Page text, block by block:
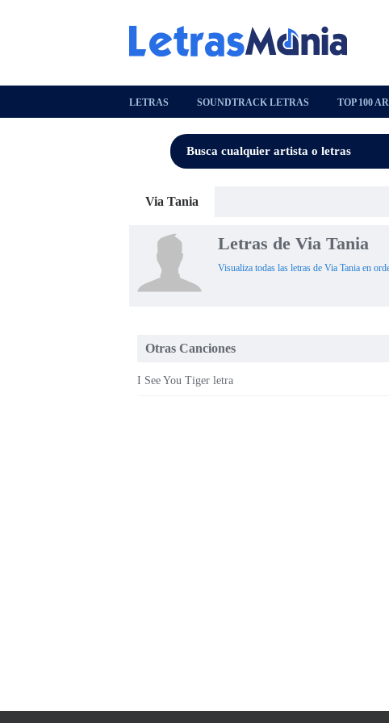
LETRAS SOUNDTRACK LETRAS TOP 100
Via Tania
Letras de Via Tania
Visualiza todas las letras de Via Tania en
Otras Canciones
I See You Tiger letra